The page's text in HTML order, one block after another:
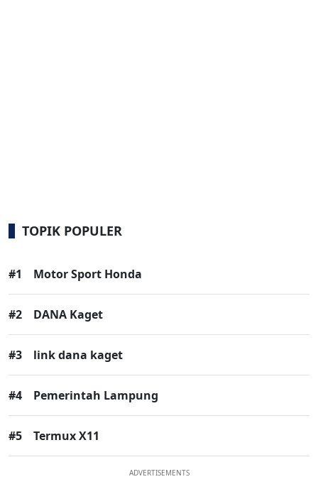
TOPIK POPULER
#1 Motor Sport Honda
#2 DANA Kaget
#3 link dana kaget
#4 Pemerintah Lampung
#5 Termux X11
ADVERTISEMENTS